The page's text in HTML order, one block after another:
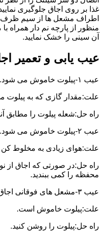
غذا بر روی اجاق جلوگیری
اطراف مشعل ها از سیم ظرف
منظور از پارچه نم دار همراه
آن سینی را خشک نمایید.
عیب یابی و تعمیر
عیب ۱-پیلوت خاموش می شود.
علت:مقدار گازی که به
راه حل:شعله پیلوت را مطابق
عیب ۲-پیلوت خاموش می شود.
علت:هوای زیادی به مخلوط
راه حل:در صورتی که اجاق از
محفظه را کمی ببندید.
عیب ۳-مشعل های فوقانی اجاق گاز روشن نمی شود.
علت:پیلوت خاموش است.
راه حل:پیلوت را روشن کنید.